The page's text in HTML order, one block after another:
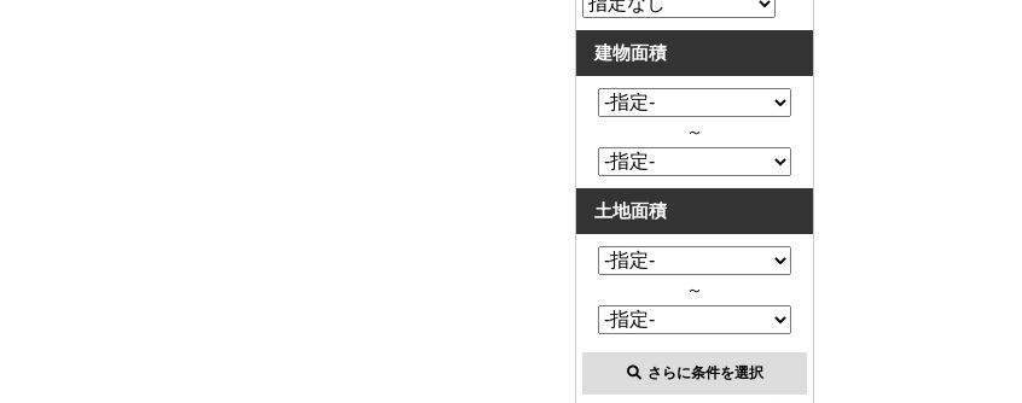
建物面積
～
土地面積
～
さらに条件を選択